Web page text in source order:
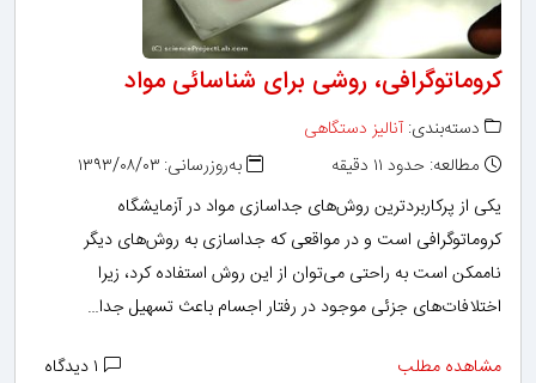
کروماتوگرافی، روشی برای شناسائی مواد
دسته‌بندی: آنالیز دستگاهی
مطالعه: حدود ۱۱ دقیقه
به‌روزرسانی: ۱۳۹۳/۰۸/۰۳
یکی از پرکاربردترین روش‌های جداسازی مواد در آزمایشگاه
کروماتوگرافی است و در مواقعی که جداسازی به روش‌های دیگر
ناممکن است به راحتی می‌توان از این روش استفاده کرد، زیرا
اختلافات‌های جزئی موجود در رفتار اجسام باعث تسهیل جدا…
مشاهده مطلب